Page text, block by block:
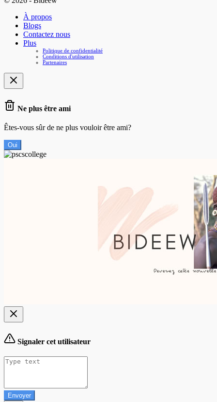
À propos
Blogs
Contactez nous
Plus
Politique de confidentialité
Conditions d'utilisation
Partenaires
Ne plus être ami
Êtes-vous sûr de ne plus vouloir être ami?
Oui
Signaler cet utilisateur
Envoyer